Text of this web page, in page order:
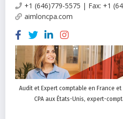
+1 (646)779-5575 | Fax: +1
aimloncpa.com
Audit et Expert comptable en France et
CPA aux États-Unis, expert-